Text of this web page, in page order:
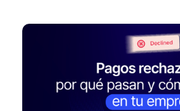
y aumentar tu conversión